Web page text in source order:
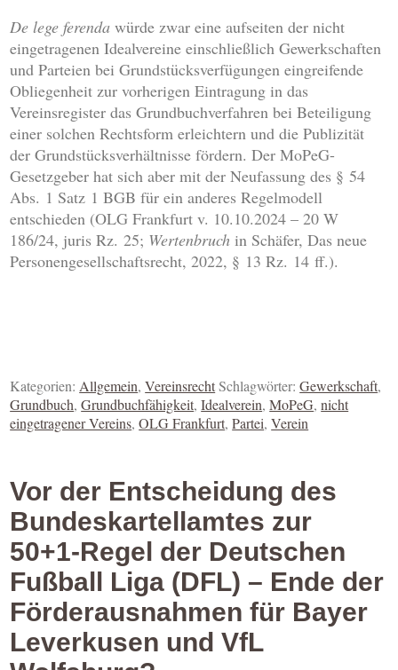
De lege ferenda würde zwar eine aufseiten der nicht
eingetragenen Idealvereine einschließlich Gewerkschaften
und Parteien bei Grundstücksverfügungen eingreifende
Obliegenheit zur vorherigen Eintragung in das
Vereinsregister das Grundbuchverfahren bei Beteiligung
einer solchen Rechtsform erleichtern und die Publizität
der Grundstücksverhältnisse fördern. Der MoPeG-
Gesetzgeber hat sich aber mit der Neufassung des § 54
Abs. 1 Satz 1 BGB für ein anderes Regelmodell
entschieden (OLG Frankfurt v. 10.10.2024 – 20 W
186/24, juris Rz. 25; Wertenbruch in Schäfer, Das neue
Personengesellschaftsrecht, 2022, § 13 Rz. 14 ff.).
Kategorien:Allgemein,VereinsrechtSchlagwörter:Gewerkschaft,
Grundbuch,Grundbuchfähigkeit,Idealverein,MoPeG,nicht
eingetragener Vereins,OLG Frankfurt,Partei,Verein
Vor der Entscheidung des
Bundeskartellamtes zur
50+1-Regel der Deutschen
Fußball Liga (DFL) – Ende der
Förderausnahmen für Bayer
Leverkusen und VfL